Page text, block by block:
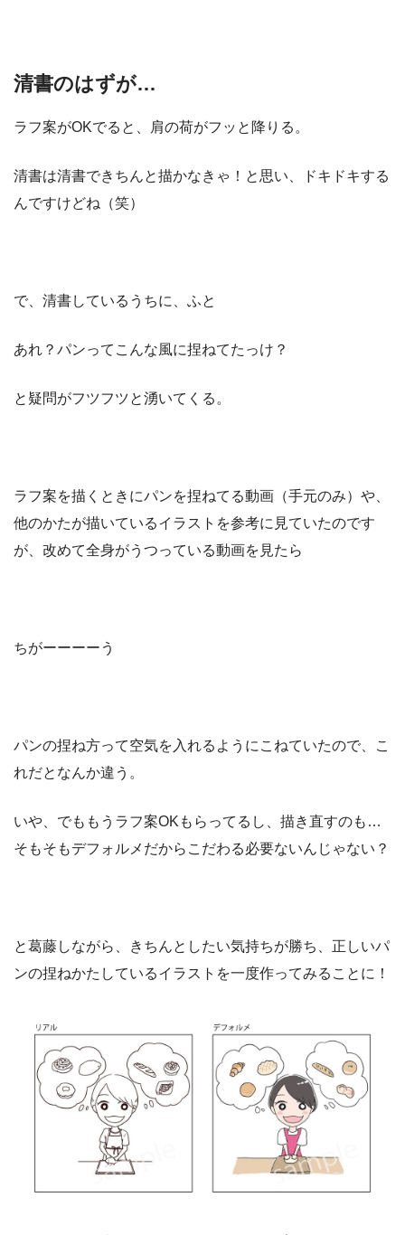
清書のはずが…
ラフ案がOKでると、肩の荷がフッと降りる。
清書は清書できちんと描かなきゃ！と思い、ドキドキする
んですけどね（笑）
で、清書しているうちに、ふと
あれ？パンってこんな風に捏ねてたっけ？
と疑問がフツフツと湧いてくる。
ラフ案を描くときにパンを捏ねてる動画（手元のみ）や、
他のかたが描いているイラストを参考に見ていたのです
が、改めて全身がうつっている動画を見たら
ちがーーーーう
パンの捏ね方って空気を入れるようにこねていたので、こ
れだとなんか違う。
いや、でももうラフ案OKもらってるし、描き直すのも…
そもそもデフォルメだからこだわる必要ないんじゃない？
と葛藤しながら、きちんとしたい気持ちが勝ち、正しいパ
ンの捏ねかたしているイラストを一度作ってみることに！